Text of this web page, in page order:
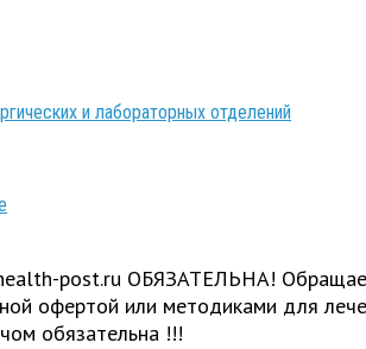
и лабораторных отделений
post.ru ОБЯЗАТЕЛЬНА!
офертой или методиками для
обязательна !!!